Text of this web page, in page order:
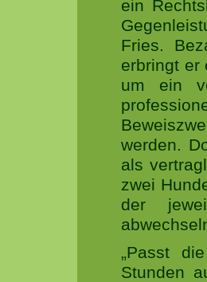
ein
Fries.
erbringt er
um ein
werden.
als
zwei
der
„Passt
Stunden